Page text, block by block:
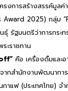
รงการสร้างสรรค์มูล
2025) กลุ่ม
รัฐมนตรีว่าการกระ
ะราชทาน
คือ เครื่องดื่มและ
ากสำนักงานพัฒนากา
าแฟ (ประเทศไทย) จ